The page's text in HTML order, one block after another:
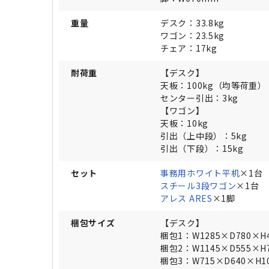
重量
デスク：33.8kg
ワゴン：23.5kg
チェア：17kg
耐荷重
【デスク】
天板：100kg（均等荷重）
センター引出：3kg
【ワゴン】
天板：10kg
引出（上中段）：5kg
引出（下段）：15kg
セット 事務用ホワイト平机×1台
スチール3段ワゴン×1台
アレス ARES ×1脚
梱包サイズ
【デスク】
梱包1：
梱包2：
梱包3：